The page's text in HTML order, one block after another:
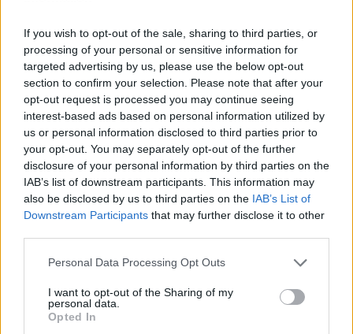
If you wish to opt-out of the sale, sharing to third parties, or
processing of your personal or sensitive information for
targeted advertising by us, please use the below opt-out
section to confirm your selection. Please note that after your
opt-out request is processed you may continue seeing
interest-based ads based on personal information utilized by
us or personal information disclosed to third parties prior to
your opt-out. You may separately opt-out of the further
disclosure of your personal information by third parties on the
IAB’s list of downstream participants. This information may
also be disclosed by us to third parties on the IAB’s List of
Downstream Participants that may further disclose it to other
Please note that this website/app uses one or more Google
not limited to your visit or usage behaviour. You may click to
grant or deny consent to Google and its third-party tags to
use your data for below specified purposes in below Google
Personal Data Processing Opt Outs
I want to opt-out of the Sharing of my
personal data.
Opted In
Mit tud a technológia?
Amy Davey, a North Bristol NHS Trust (NBT) vezető
rekonstrukciós szakembere szerint a felszíni szkennelés
lehetővé teszi, hogy a pácienst mozgás közben rögzítsék,
ami segít a protézisek illeszkedésében és a mimika
követésében. A központban használt 3D nyomtatók
speciális műgyantákkal dolgoznak, amelyek hosszú időn át
biztonságosak a bőrrel érintkezve. Egy másik nyomtató
olyan anyagokat képes előállítani, amelyek a csont
eredményez.